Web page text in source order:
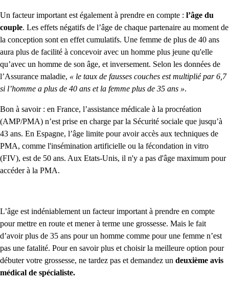
Un facteur important est également à prendre en compte : l’âge du
couple. Les effets négatifs de l’âge de chaque partenaire au moment de
la conception sont en effet cumulatifs. Une femme de plus de 40 ans
aura plus de facilité à concevoir avec un homme plus jeune qu'elle
qu’avec un homme de son âge, et inversement. Selon les données de
l’Assurance maladie, « le taux de fausses couches est multiplié par 6,7
si l’homme a plus de 40 ans et la femme plus de 35 ans ».
Bon à savoir : en France, l’assistance médicale à la procréation
(AMP/PMA) n’est prise en charge par la Sécurité sociale que jusqu’à
43 ans. En Espagne, l’âge limite pour avoir accès aux techniques de
PMA, comme l'insémination artificielle ou la fécondation in vitro
(FIV), est de 50 ans. Aux Etats-Unis, il n'y a pas d'âge maximum pour
accéder à la PMA.
L’âge est indéniablement un facteur important à prendre en compte
pour mettre en route et mener à terme une grossesse. Mais le fait
d’avoir plus de 35 ans pour un homme comme pour une femme n’est
pas une fatalité. Pour en savoir plus et choisir la meilleure option pour
débuter votre grossesse, ne tardez pas et demandez un deuxième avis
médical de spécialiste.